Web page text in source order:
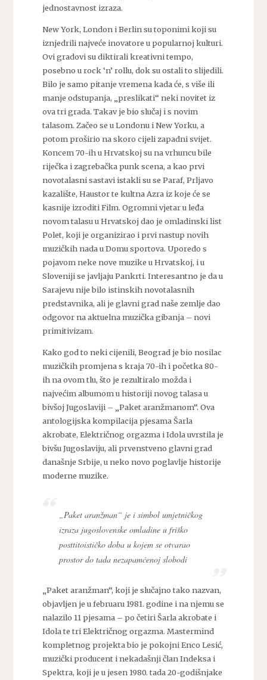
jednostavnost izraza.
New York, London i Berlin su toponimi koji su
iznjedrili najveće inovatore u popularnoj kulturi.
Ovi gradovi su diktirali kreativni tempo,
posebno u rock ‘n’ rollu, dok su ostali to slijedili.
Bilo je samo pitanje vremena kada će, s više ili
manje odstupanja, „preslikati“ neki novitet iz
ova tri grada. Takav je bio slučaj i s novim
talasom. Začeo se u Londonu i New Yorku, a
potom proširio na skoro cijeli zapadni svijet.
Koncem 70-ih u Hrvatskoj su na vrhuncu bile
riječka i zagrebačka punk scena, a kao prvi
novotalasni sastavi istakli su se Paraf, Prljavo
kazalište, Haustor te kultna Azra iz koje će se
kasnije izroditi Film. Ogromni vjetar u leđa
novom talasu u Hrvatskoj dao je omladinski list
Polet, koji je organizirao i prvi nastup novih
muzičkih nada u Domu sportova. Uporedo s
pojavom neke nove muzike u Hrvatskoj, i u
Sloveniji se javljaju Pankrti. Interesantno je da u
Sarajevu nije bilo istinskih novotalasnih
predstavnika, ali je glavni grad naše zemlje dao
odgovor na aktuelna muzička gibanja – novi
primitivizam.
Kako god to neki cijenili, Beograd je bio nosilac
muzičkih promjena s kraja 70-ih i početka 80-
ih na ovom tlu, što je rezultiralo možda i
najvećim albumom u historiji novog talasa u
bivšoj Jugoslaviji – „Paket aranžmanom“. Ova
antologijska kompilacija pjesama Šarla
akrobate, Električnog orgazma i Idola uvrstila je
bivšu Jugoslaviju, ali prvenstveno glavni grad
današnje Srbije, u neko novo poglavlje historije
moderne muzike.
„Paket aranžman“ je i simbol umjetničkog
izraza jugoslovenske omladine u friško
posttitoističko doba u kojem se otvarao
prostor do tada nezapamćenoj slobodi
„Paket aranžman“, koji je slučajno tako nazvan,
objavljen je u februaru 1981. godine i na njemu se
nalazilo 11 pjesama – po četiri Šarla akrobate i
Idola te tri Električnog orgazma. Mastermind
kompletnog projekta bio je pokojni Enco Lesić,
muzički producent i nekadašnji član Indeksa i
Spektra, koji je u jesen 1980. tada 20-godišnjake